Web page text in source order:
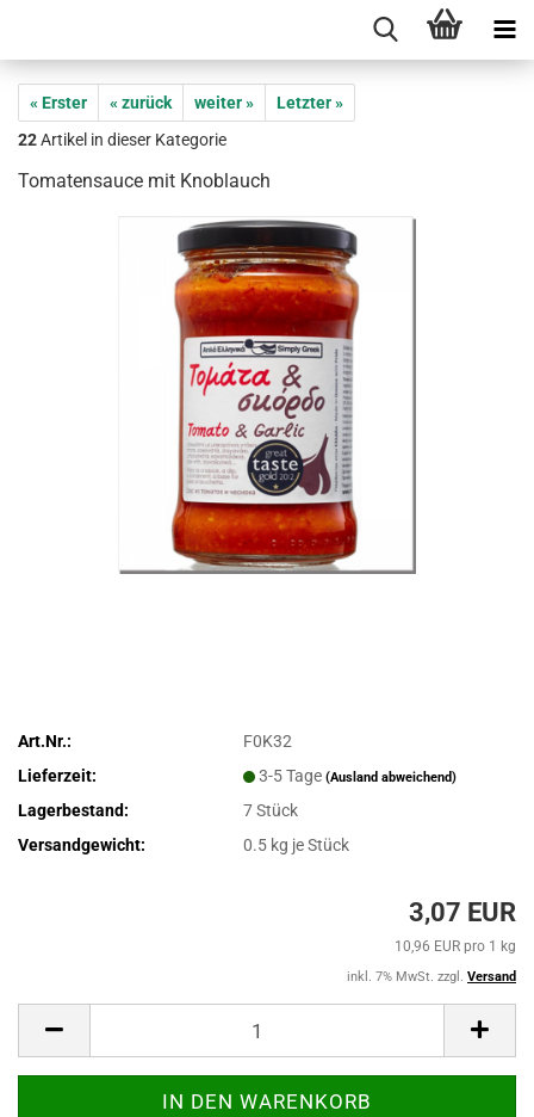
« Erster « zurück weiter »
Letzter »
22Artikel in dieser Kategorie
Tomatensauce mit Knoblauch
Art.Nr.:
F0K32
Lieferzeit:
3-5 Tage(Ausland abweichend)
Lagerbestand: 7Stück
Versandgewicht:
0.5 kg je Stück
3,07 EUR
10,96 EUR pro 1 kg
inkl. 7% MwSt. zzgl. Versand